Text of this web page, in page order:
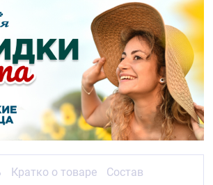
Кратко о товаре
Состав